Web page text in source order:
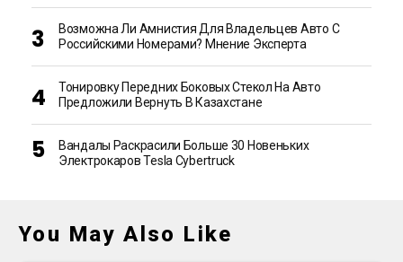
Возможна Ли Амнистия Для Владельцев Авто С
Российскими Номерами? Мнение Эксперта
Тонировку Передних Боковых Стекол На Авто
Предложили Вернуть В Казахстане
Вандалы Раскрасили Больше 30 Новеньких
Электрокаров Tesla Cybertruck
You May Also Like